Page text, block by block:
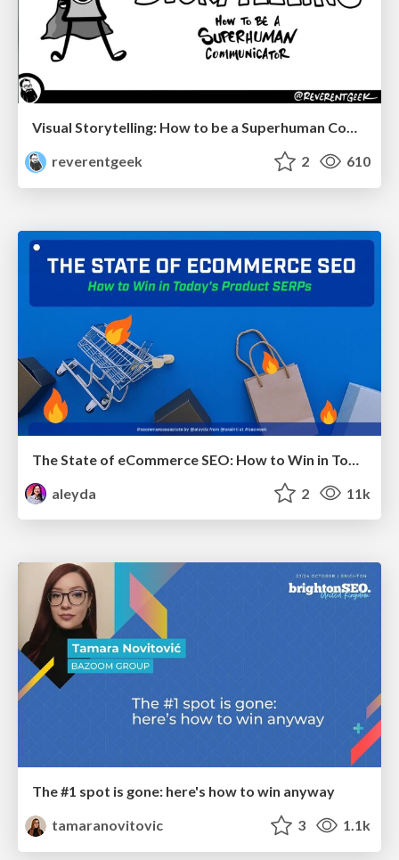
Visual Storytelling: How to be a Superhuman Communicator
reverentgeek
2 610
aleyda
2 11k
The #1 spot is gone: here's how to win anyway
tamaranovitovic
3 1.1k